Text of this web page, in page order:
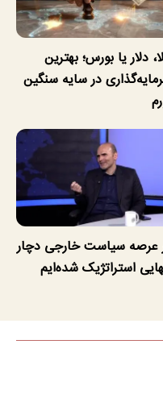
دلار یا بورس؛ بهترین
در سایه سنگین
عرصه سیاست خارجی دچار
استراتژیک شده‌ایم